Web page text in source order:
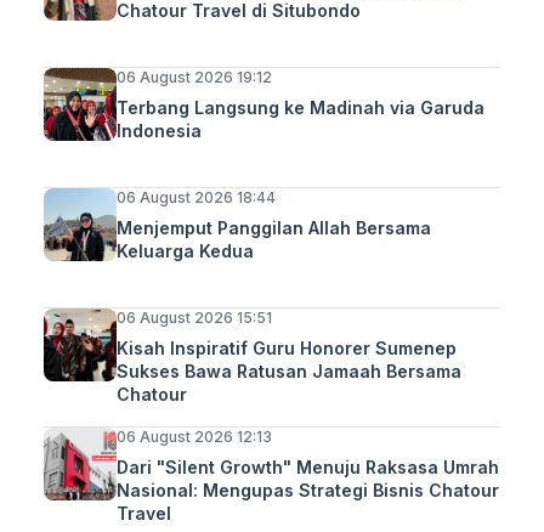
Chatour Travel di Situbondo
06 August 2026 19:12
Terbang Langsung ke Madinah via Garuda
Indonesia
06 August 2026 18:44
Menjemput Panggilan Allah Bersama
Keluarga Kedua
06 August 2026 15:51
Kisah Inspiratif Guru Honorer Sumenep
Sukses Bawa Ratusan Jamaah Bersama
Chatour
06 August 2026 12:13
Dari "Silent Growth" Menuju Raksasa Umrah
Nasional: Mengupas Strategi Bisnis Chatour
Travel